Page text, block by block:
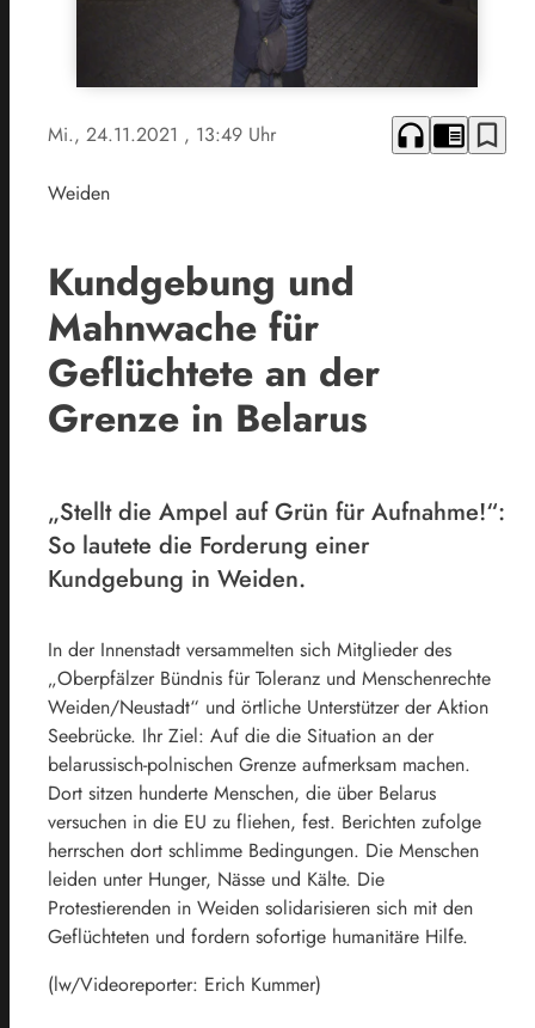
Mi., 24.11.2021 , 13:49 Uhr headphones chrome_reader_mode bookmark_border
Weiden
Kundgebung und
Mahnwache für
Geflüchtete an der
Grenze in Belarus
„Stellt die Ampel auf Grün für Aufnahme!“:
So lautete die Forderung einer
Kundgebung in Weiden.
In der Innenstadt versammelten sich Mitglieder des
„Oberpfälzer Bündnis für Toleranz und Menschenrechte
Weiden/Neustadt“ und örtliche Unterstützer der Aktion
Seebrücke. Ihr Ziel: Auf die die Situation an der
belarussisch-polnischen Grenze aufmerksam machen.
Dort sitzen hunderte Menschen, die über Belarus
versuchen in die EU zu fliehen, fest. Berichten zufolge
herrschen dort schlimme Bedingungen. Die Menschen
leiden unter Hunger, Nässe und Kälte. Die
Protestierenden in Weiden solidarisieren sich mit den
Geflüchteten und fordern sofortige humanitäre Hilfe.
(lw/Videoreporter: Erich Kummer)